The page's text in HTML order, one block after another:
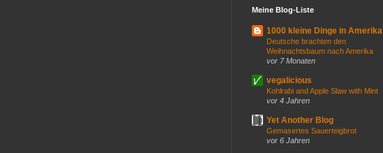
Meine Blog-Liste
1000 kleine Dinge in Amerika
Deutsche brachten den
Weihnachtsbaum nach Amerika
vor 7 Monaten
vegalicious
Kohlrabi and Apple Slaw with Mint
vor 4 Jahren
Yet Another Blog
Gemasertes Sauerteigbrot
vor 6 Jahren